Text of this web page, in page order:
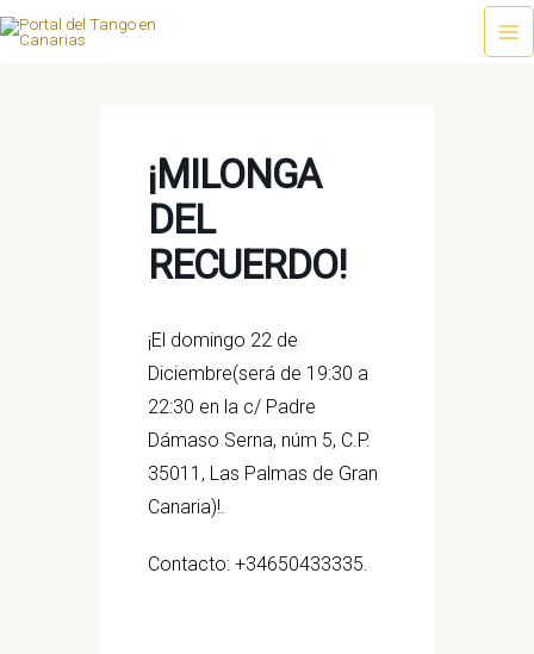
Ir
¡MILONGA
DEL
RECUERDO!
¡El domingo 22 de
Diciembre(será de 19:30 a
22:30 en la c/ Padre
Dámaso Serna, núm 5, C.P.
35011, Las Palmas de Gran
Canaria)!.
Contacto: +34650433335.